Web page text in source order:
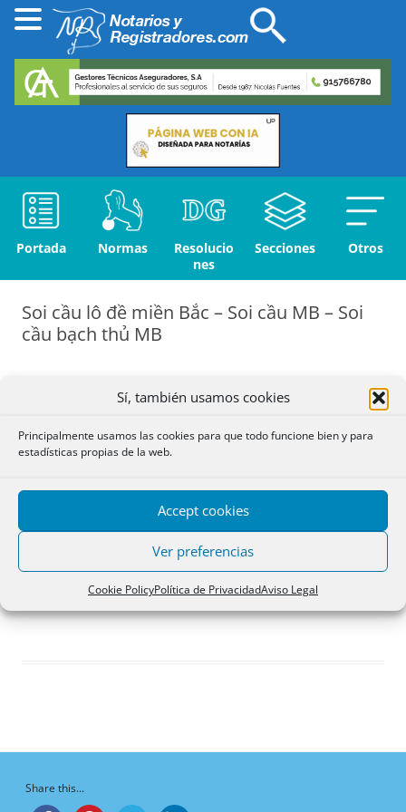
Sí, también usamos cookies
Principalmente usamos las cookies para que todo funcione bien y para
estadísticas propias de la web.
Accept cookies
Ver preferencias
Cookie PolicyPolítica de PrivacidadAviso Legal
Portada Normas
Resolucio
nes
Secciones Otros
Soi cầu lô đề miền Bắc – Soi cầu MB – Soi
cầu bạch thủ MB
Respuestas creadas
¡Vaya, no hay debates aquí!
Share this...